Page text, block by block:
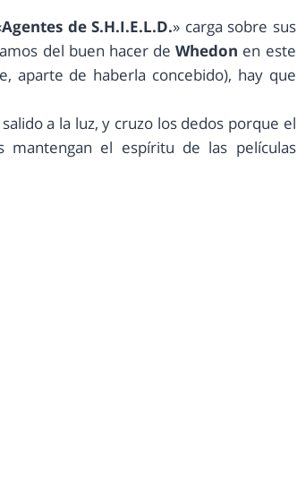
Agentes de S.H.I.E.L.D.» carga sobre sus
del buen hacer de Whedon en este
aparte de haberla concebido), hay que
a la luz, y cruzo los dedos porque el
el espíritu de las películas